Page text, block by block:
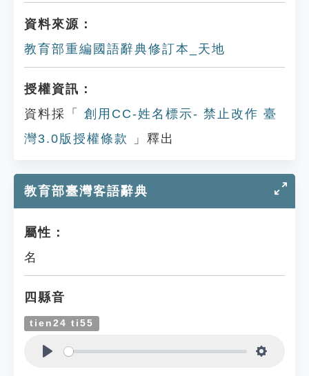
資料來源：
教育部重編國語辭典修訂本_天地
授權資訊：
資料採「
創用CC-姓名標示- 禁止改作 臺
灣3.0版授權條款
」釋出
教育部臺灣客語辭典
屬性：
名
四縣音
tien24 ti55